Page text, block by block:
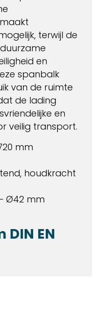
terwijl de
en
spanbalk
van de ruimte
de lading
en
veilig transport.
mm
houdkracht
Ø42 mm
EN